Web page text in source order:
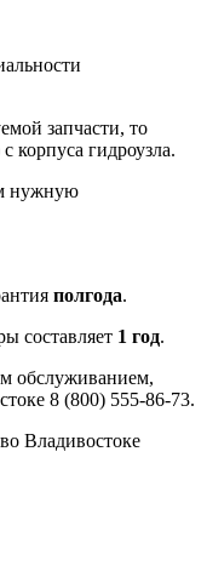
запчасти, то
корпуса гидроузла.
нужную
полгода.
составляет 1 год.
обслуживанием,
8 (800) 555-86-73.
во Владивостоке